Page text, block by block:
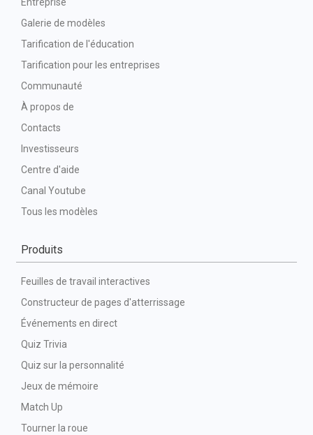
Galerie de modèles
Tarification de l'éducation
Tarification pour les entreprises
Communauté
À propos de
Contacts
Investisseurs
Centre d'aide
Canal Youtube
Tous les modèles
Produits
Feuilles de travail interactives
Constructeur de pages d'atterrissage
Événements en direct
Quiz Trivia
Quiz sur la personnalité
Jeux de mémoire
Match Up
Tourner la roue